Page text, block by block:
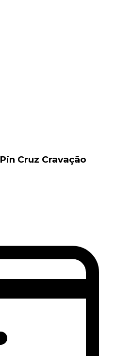
Cruz Cravação